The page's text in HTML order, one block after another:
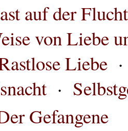
auf der
von Liebe
Liebe
·
Gefangene